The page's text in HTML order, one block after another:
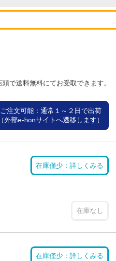
で送料無料にてお受取できます。
ご注文可能：通常１～２日で出荷
（外部e-honサイトへ遷移します）
在庫僅少：詳しくみる
在庫なし
在庫僅少：詳しくみる